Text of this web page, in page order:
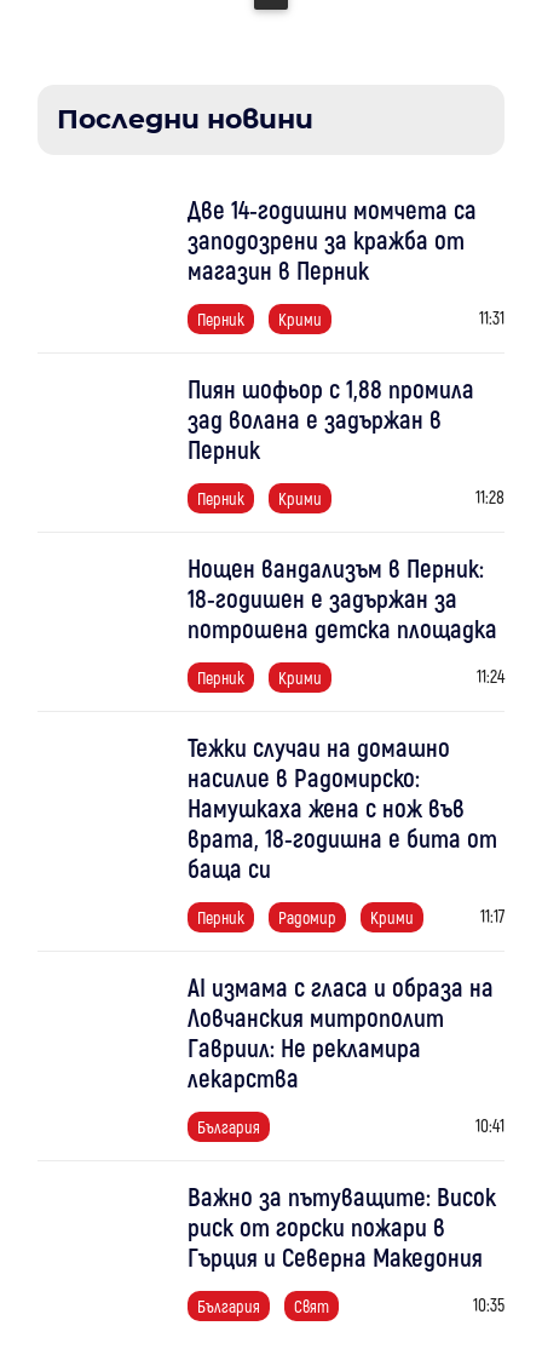
Последни новини
Две 14-годишни момчета са
заподозрени за кражба от
магазин в Перник
Перник Крими 11:31
Пиян шофьор с 1,88 промила
зад волана е задържан в
Перник
Перник Крими 11:28
Нощен вандализъм в Перник:
18-годишен е задържан за
потрошена детска площадка
Перник Крими 11:24
Тежки случаи на домашно
насилие в Радомирско:
Намушкаха жена с нож във
врата, 18-годишна е бита от
баща си
Перник Радомир Крими 11:17
AI измама с гласа и образа на
Ловчанския митрополит
Гавриил: Не рекламира
лекарства
България 10:41
Важно за пътуващите: Висок
риск от горски пожари в
Гърция и Северна Македония
България Свят 10:35